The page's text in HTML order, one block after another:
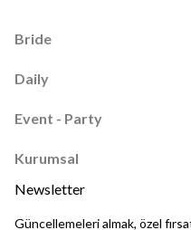
Bride
Daily
Event - Party
Kurumsal
Newsletter
Güncellemeleri almak, özel